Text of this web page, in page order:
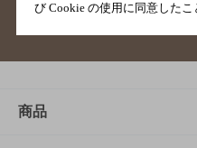
商品
び Cookie の使用に同意したこ